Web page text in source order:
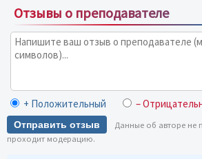
Отзывы о преподавателе
+ Положительный –
Отправить отзыв
Данные об авторе не
проходит модерацию.